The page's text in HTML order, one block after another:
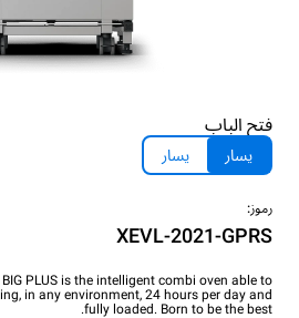
فتح الباب
يسار يسار
رموز:
XEVL-2021-GPRS
PLUS is the intelligent combi oven able to
in any environment, 24 hours per day and
fully loaded. Born to be the best.